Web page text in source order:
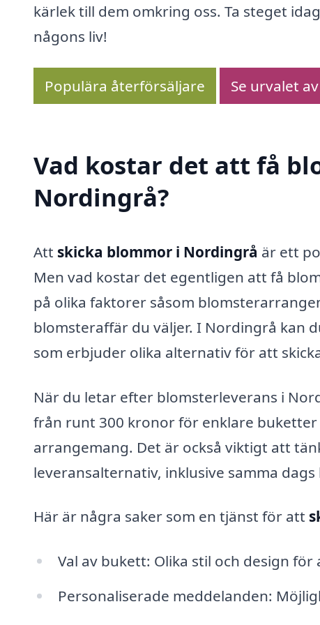
kärlek till dem omkring oss. Ta steget
någons liv!
Populära återförsäljare Se urvalet
Vad kostar det att få
Nordingrå?
Att skicka blommor i Nordingrå är ett
Men vad kostar det egentligen att få
på olika faktorer såsom
blomsteraffär du väljer. I Nordingrå kan
som erbjuder olika alternativ för att
När du letar efter blomsterleverans i
från runt 300 kronor för enklare
arrangemang. Det är också viktigt att
leveransalternativ, inklusive samma
Här är några saker som en tjänst för att
Val av bukett: Olika stil och design för
Personaliserade meddelanden: